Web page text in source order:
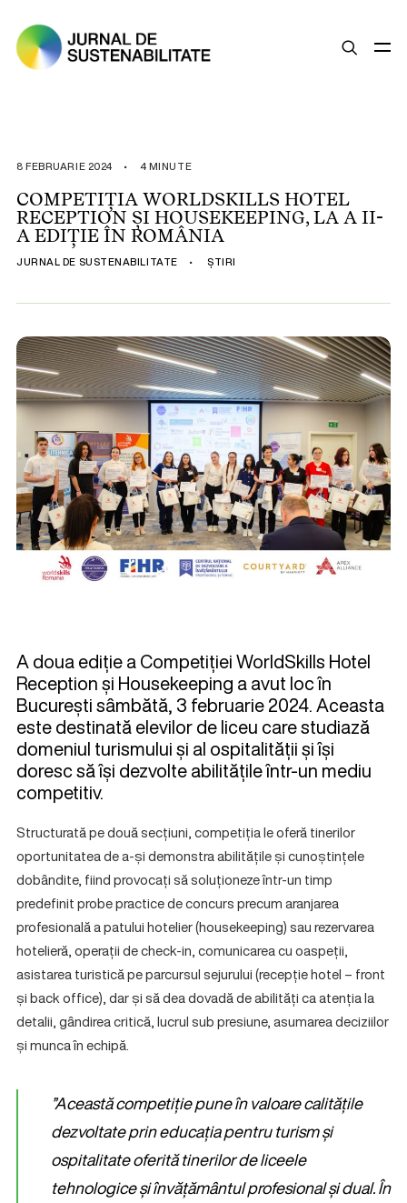
ȘTIRI
OPINII
ESG
LEGISLAȚIE
COMPANII SUSTENABILE
8 FEBRUARIE 2024 • 4 MINUTE
COMPETIȚIA WORLDSKILLS HOTEL
RECEPTION ȘI HOUSEKEEPING, LA A II-
A EDIȚIE ÎN ROMÂNIA
JURNAL DE SUSTENABILITATE • ȘTIRI
A doua ediție a Competiției WorldSkills Hotel
Reception și Housekeeping a avut loc în
București sâmbătă, 3 februarie 2024. Aceasta
este destinată elevilor de liceu care studiază
domeniul turismului și al ospitalității și își
doresc să își dezvolte abilitățile într-un mediu
competitiv.
Structurată pe două secțiuni, competiția le oferă tinerilor
oportunitatea de a-și demonstra abilitățile și cunoștințele
dobândite, fiind provocați să soluționeze într-un timp
predefinit probe practice de concurs precum aranjarea
profesională a patului hotelier (housekeeping) sau rezervarea
hotelieră, operații de check-in, comunicarea cu oaspeții,
asistarea turistică pe parcursul sejurului (recepție hotel – front
și back office), dar și să dea dovadă de abilități ca atenția la
detalii, gândirea critică, lucrul sub presiune, asumarea deciziilor
și munca în echipă.
”Această competiție pune în valoare calitățile
dezvoltate prin educația pentru turism și
ospitalitate oferită tinerilor de liceele
tehnologice și învățământul profesional și dual. În